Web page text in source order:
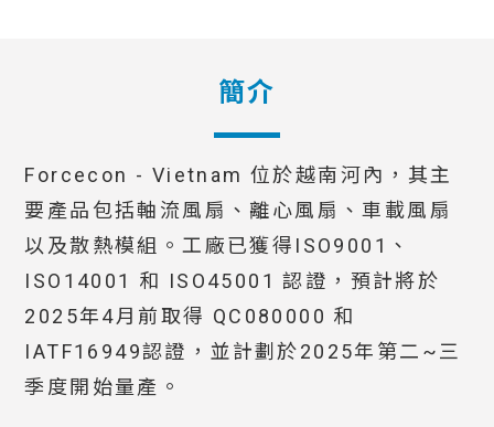
簡介
Forcecon - Vietnam 位於越南河內，其主
要產品包括軸流風扇、離心風扇、車載風扇
以及散熱模組。工廠已獲得ISO9001、
ISO14001 和 ISO45001 認證，預計將於
2025年4月前取得 QC080000 和
IATF16949認證，並計劃於2025年第二~三
季度開始量產。